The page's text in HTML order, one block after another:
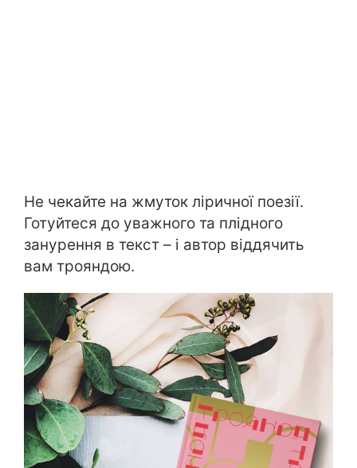
Не чекайте на жмуток ліричної поезії.
Готуйтеся до уважного та плідного
занурення в текст – і автор віддячить
вам трояндою.